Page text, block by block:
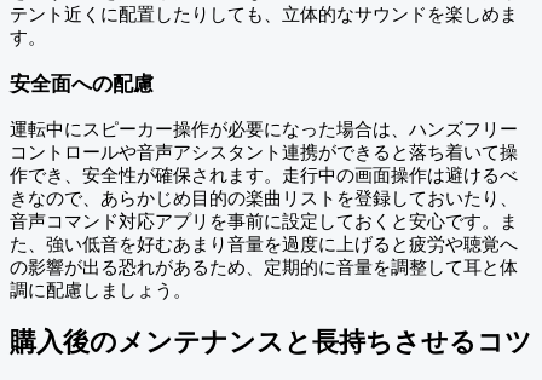
テント近くに配置したりしても、立体的なサウンドを楽しめま
す。
安全面への配慮
運転中にスピーカー操作が必要になった場合は、ハンズフリー
コントロールや音声アシスタント連携ができると落ち着いて操
作でき、安全性が確保されます。走行中の画面操作は避けるべ
きなので、あらかじめ目的の楽曲リストを登録しておいたり、
音声コマンド対応アプリを事前に設定しておくと安心です。ま
た、強い低音を好むあまり音量を過度に上げると疲労や聴覚へ
の影響が出る恐れがあるため、定期的に音量を調整して耳と体
調に配慮しましょう。
購入後のメンテナンスと長持ちさせるコツ